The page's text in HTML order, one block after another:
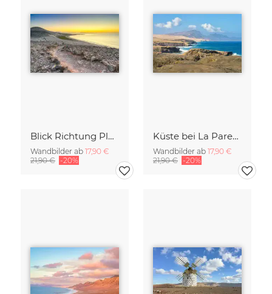
Blick Richtung Playa de Sotavento auf Fuerteventura
Wandbilder ab 17,90 €
21,90 € -20%
Küste bei La Pared auf Fuerteventura
Wandbilder ab 17,90 €
21,90 € -20%